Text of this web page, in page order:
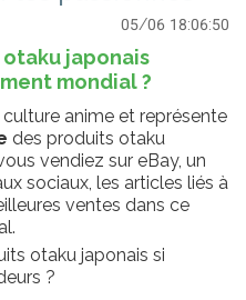
05/06 18:06:50
japonais
mondial ?
anime et représente
des produits otaku
vendiez sur eBay, un
sociaux, les articles liés à
ventes dans ce
otaku japonais si
?